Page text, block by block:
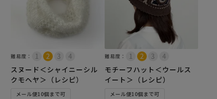
難易度：
スヌード＜シャイニーシル
クモヘヤ＞（レシピ）
メール便10個まで可
難易度：
モチーフハット＜ウールス
イート＞（レシピ）
メール便10個まで可